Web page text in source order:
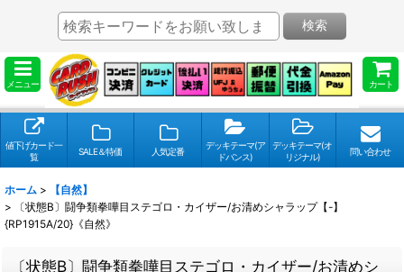
メニュー カート
検索
値下げカード一
覧
SALE＆特価 人気定番
デッキテーマ(ア
ドバンス)
デッキテーマ(オ
リジナル)
問い合わせ
ホーム >
【自然】
>
〔状態B〕闘争類拳嘩目ステゴロ・カイザー/お清めシャラップ【-】
{RP1915A/20}《自然》
〔状態B〕闘争類拳嘩目ステゴロ・カイザー/お清めシ